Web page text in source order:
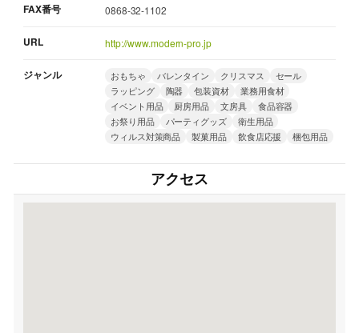
FAX番号 0868-32-1102
URL http://www.modern-pro.jp
ジャンル おもちゃ バレンタイン クリスマス
セール
ラッピング
陶器 包装資材
業務用食材
イベント用品
厨房用品 文房具
食品容器
お祭り用品
パーティグッズ
衛生用品
ウィルス対策商品
製菓用品 飲食店応援 梱包用品
アクセス